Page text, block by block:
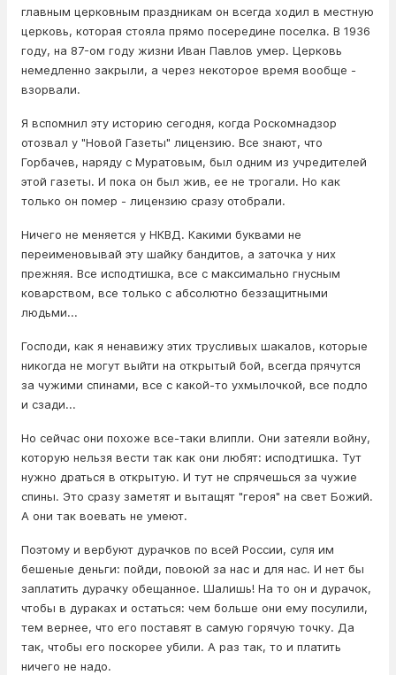
главным церковным праздникам он всегда ходил в местную
церковь, которая стояла прямо посередине поселка. В 1936
году, на 87-ом году жизни Иван Павлов умер. Церковь
немедленно закрыли, а через некоторое время вообще -
взорвали.
Я вспомнил эту историю сегодня, когда Роскомнадзор
отозвал у "Новой Газеты" лицензию. Все знают, что
Горбачев, наряду с Муратовым, был одним из учредителей
этой газеты. И пока он был жив, ее не трогали. Но как
только он помер - лицензию сразу отобрали.
Ничего не меняется у НКВД. Какими буквами не
переименовывай эту шайку бандитов, а заточка у них
прежняя. Все исподтишка, все с максимально гнусным
коварством, все только с абсолютно беззащитными
людьми...
Господи, как я ненавижу этих трусливых шакалов, которые
никогда не могут выйти на открытый бой, всегда прячутся
за чужими спинами, все с какой-то ухмылочкой, все подло
и сзади...
Но сейчас они похоже все-таки влипли. Они затеяли войну,
которую нельзя вести так как они любят: исподтишка. Тут
нужно драться в открытую. И тут не спрячешься за чужие
спины. Это сразу заметят и вытащят "героя" на свет Божий.
А они так воевать не умеют.
Поэтому и вербуют дурачков по всей России, суля им
бешеные деньги: пойди, повоюй за нас и для нас. И нет бы
заплатить дурачку обещанное. Шалишь! На то он и дурачок,
чтобы в дураках и остаться: чем больше они ему посулили,
тем вернее, что его поставят в самую горячую точку. Да
так, чтобы его поскорее убили. А раз так, то и платить
ничего не надо.